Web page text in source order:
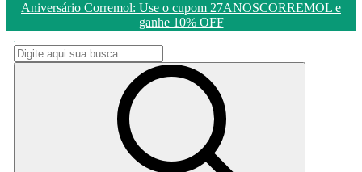
Aniversário Corremol: Use o cupom 27ANOSCORREMOL e
ganhe 10% OFF